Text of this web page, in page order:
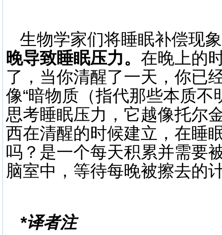
生物学家们将睡眠补偿现
晚导致睡眠压力。 在晚上的
了，当你清醒了一天，你已
像“暗物质（指代那些本质不
思考睡眠压力，它越像托尔
西在清醒的时候建立，在睡
吗？是一个每天积累并需要
脑室中，等待每晚被擦去的
*译者注